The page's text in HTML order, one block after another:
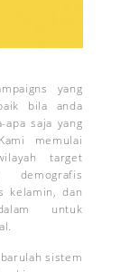
yang
bila anda
apa saja yang
memulai
target
demografis
kelamin, dan
untuk
sistem